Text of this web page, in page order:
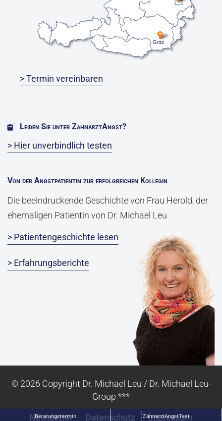
Beratungstermin ZahnarztAngstTest
> Termin vereinbaren
Leiden Sie unter ZahnarztAngst?
> Hier unverbindlich testen
Von der Angstpatientin zur erfolgreichen Kollegin
Die beeindruckende Geschichte von Frau Herold, der
ehemaligen Patientin von Dr. Michael Leu
> Patientengeschichte lesen
> Erfahrungsberichte
© 2026 Copyright Dr. Michael Leu / Dr. Michael Leu-
Group ***
Newsletter Datenschutz Impressum